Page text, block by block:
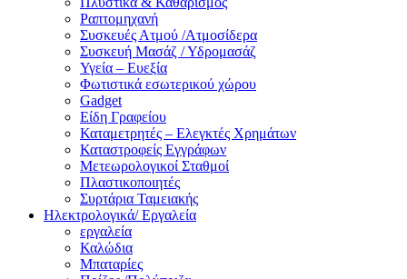
Ραπτομηχανή
Συσκευές Ατμού /Ατμοσίδερα
Συσκευή Μασάζ / Υδρομασάζ
Υγεία – Ευεξία
Φωτιστικά εσωτερικού χώρου
Gadget
Είδη Γραφείου
Καταμετρητές – Ελεγκτές Χρημάτων
Καταστροφείς Εγγράφων
Μετεωρολογικοί Σταθμοί
Πλαστικοποιητές
Συρτάρια Ταμειακής
Ηλεκτρολογικά/ Εργαλεία
εργαλεία
Καλώδια
Μπαταρίες